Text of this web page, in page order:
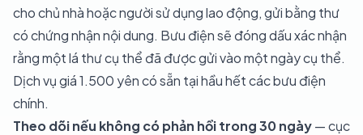
cho chủ nhà hoặc người sử dụng lao động, gửi bằng thư
có chứng nhận nội dung. Bưu điện sẽ đóng dấu xác nhận
rằng một lá thư cụ thể đã được gửi vào một ngày cụ thể.
Dịch vụ giá 1.500 yên có sẵn tại hầu hết các bưu điện
chính.
Theo dõi nếu không có phản hồi trong 30 ngày— cục